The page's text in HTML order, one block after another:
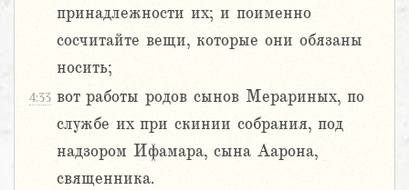
принадлежности их; и поименно
сосчитайте вещи, которые они обязаны
носить;
4:33 вот работы родов сынов Мерариных, по
службе их при скинии собрания, под
надзором Ифамара, сына Аарона,
священника.